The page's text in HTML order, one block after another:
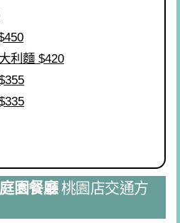
利麵 $420
園餐廳桃園店交通方